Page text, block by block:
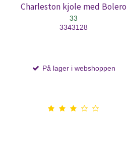
Charleston kjole med Bolero
33
3343128
På lager i webshoppen